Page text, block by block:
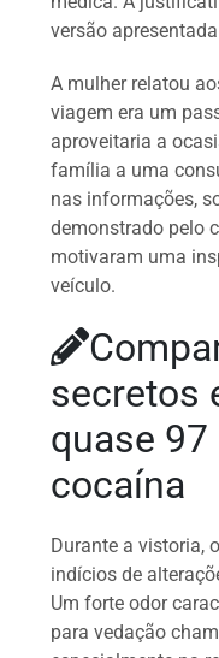
versão
A mulher relatou
viagem era um
aproveitaria a
família a uma
nas informações,
demonstrado pelo
motivaram uma
veículo.
secretos
quase
cocaína
Durante a vistoria,
indícios de
Um forte odor
para vedação